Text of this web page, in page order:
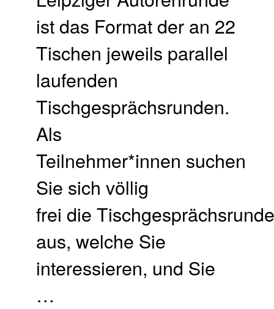
ist das Format der an 22
Tischen jeweils parallel
laufenden
Tischgesprächsrunden.
Als
Teilnehmer*innen suchen
Sie sich völlig
frei die
aus, welche Sie
interessieren, und Sie
…